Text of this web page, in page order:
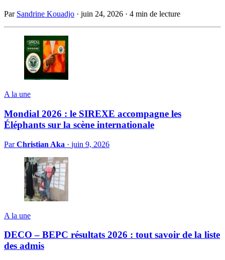
Par Sandrine Kouadjo · juin 24, 2026 · 4 min de lecture
A la une
Mondial 2026 : le SIREXE accompagne les
Éléphants sur la scène internationale
ParChristian Aka · juin 9, 2026
A la une
DECO – BEPC résultats 2026 : tout savoir de la liste
des admis